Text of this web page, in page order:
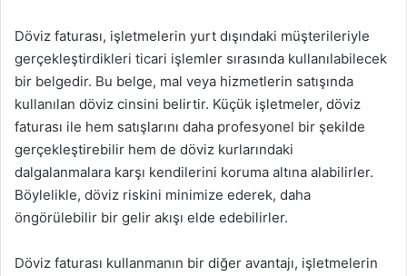
Döviz faturası, işletmelerin yurt dışındaki müşterileriyle
gerçekleştirdikleri ticari işlemler sırasında kullanılabilecek
bir belgedir. Bu belge, mal veya hizmetlerin satışında
kullanılan döviz cinsini belirtir. Küçük işletmeler, döviz
faturası ile hem satışlarını daha profesyonel bir şekilde
gerçekleştirebilir hem de döviz kurlarındaki
dalgalanmalara karşı kendilerini koruma altına alabilirler.
Böylelikle, döviz riskini minimize ederek, daha
öngörülebilir bir gelir akışı elde edebilirler.
Döviz faturası kullanmanın bir diğer avantajı, işletmelerin